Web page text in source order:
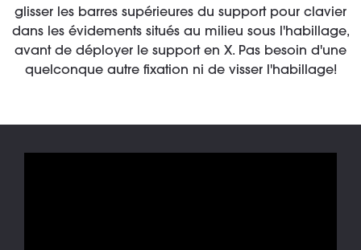
glisser les barres supérieures du support pour clavier
dans les évidements situés au milieu sous l'habillage,
avant de déployer le support en X. Pas besoin d'une
quelconque autre fixation ni de visser l'habillage!